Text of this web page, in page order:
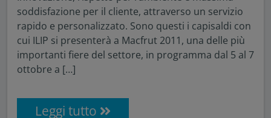
soddisfazione per il cliente, attraverso un servizio
rapido e personalizzato. Sono questi i capisaldi con
cui ILIP si presenterà a Macfrut 2011, una delle più
importanti fiere del settore, in programma dal 5 al 7
ottobre a […]
Leggi tutto